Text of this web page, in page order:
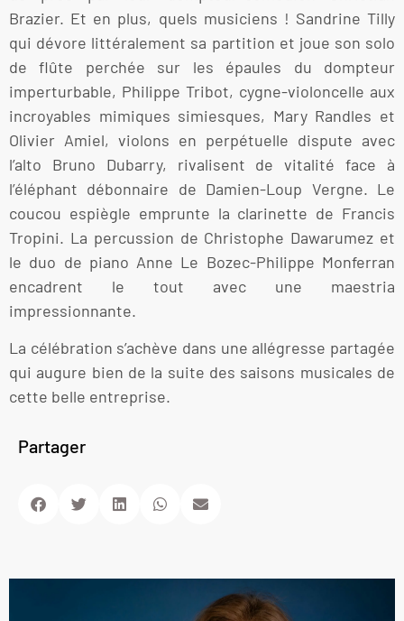
Brazier. Et en plus, quels musiciens ! Sandrine Tilly
qui dévore littéralement sa partition et joue son solo
de flûte perchée sur les épaules du dompteur
imperturbable, Philippe Tribot, cygne-violoncelle aux
incroyables mimiques simiesques, Mary Randles et
Olivier Amiel, violons en perpétuelle dispute avec
l’alto Bruno Dubarry, rivalisent de vitalité face à
l’éléphant débonnaire de Damien-Loup Vergne. Le
coucou espiègle emprunte la clarinette de Francis
Tropini. La percussion de Christophe Dawarumez et
le duo de piano Anne Le Bozec-Philippe Monferran
encadrent le tout avec une maestria
impressionnante.
La célébration s’achève dans une allégresse partagée
qui augure bien de la suite des saisons musicales de
cette belle entreprise.
Partager